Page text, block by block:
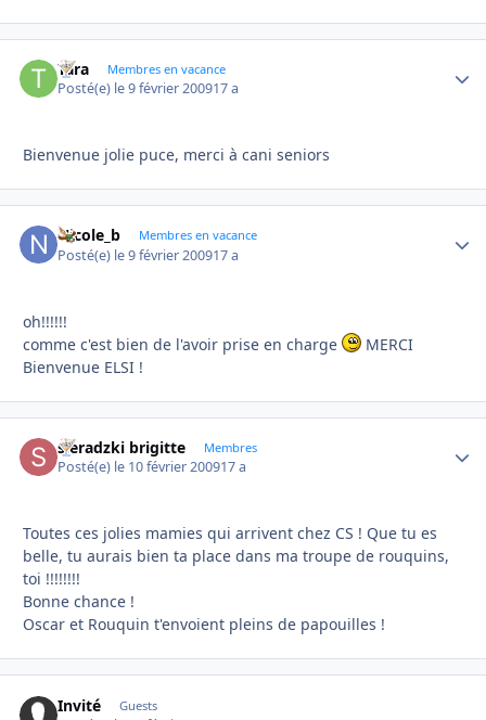
Tara Membres en vacance
Posté(e) le 9 février 200917 a
Bienvenue jolie puce, merci à cani seniors
Nicole_b Membres en vacance
Posté(e) le 9 février 200917 a
oh!!!!!!
comme c'est bien de l'avoir prise en charge
MERCI
Bienvenue ELSI !
sieradzki brigitte Membres
Posté(e) le 10 février 200917 a
Toutes ces jolies mamies qui arrivent chez CS ! Que tu es
belle, tu aurais bien ta place dans ma troupe de rouquins,
toi !!!!!!!!
Bonne chance !
Oscar et Rouquin t'envoient pleins de papouilles !
Invité Guests